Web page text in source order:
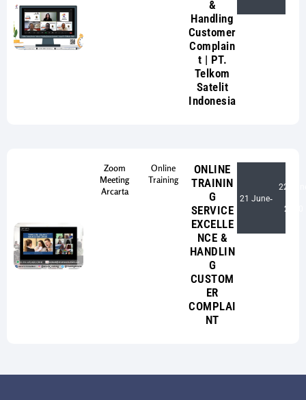
&
Handling
Customer
Complain
t | PT.
Telkom
Satelit
Indonesia
Zoom
Meeting
Arcarta
Online
Training
ONLINE
TRAININ
G
SERVICE
EXCELLE
NCE &
HANDLIN
G
CUSTOM
ER
COMPLAI
NT
21 June-
22
2020